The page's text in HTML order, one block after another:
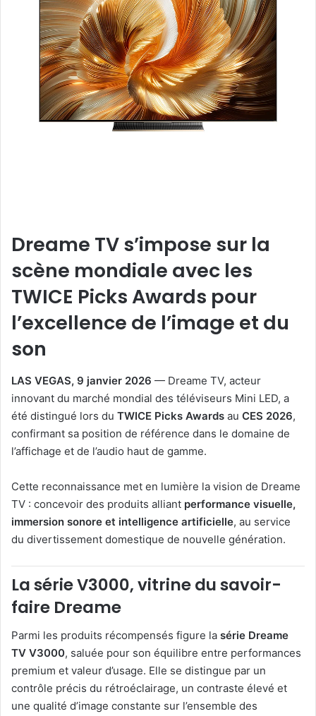
Dreame TV s’impose sur la
scène mondiale avec les
TWICE Picks Awards pour
l’excellence de l’image et du
son
LAS VEGAS, 9 janvier 2026 — Dreame TV, acteur
innovant du marché mondial des téléviseurs Mini LED, a
été distingué lors du TWICE Picks Awards au CES 2026,
confirmant sa position de référence dans le domaine de
l’affichage et de l’audio haut de gamme.
Cette reconnaissance met en lumière la vision de Dreame
TV : concevoir des produits alliant performance visuelle,
immersion sonore et intelligence artificielle, au service
du divertissement domestique de nouvelle génération.
La série V3000, vitrine du savoir-
faire Dreame
Parmi les produits récompensés figure la série Dreame
TV V3000, saluée pour son équilibre entre performances
premium et valeur d’usage. Elle se distingue par un
contrôle précis du rétroéclairage, un contraste élevé et
une qualité d’image constante sur l’ensemble des